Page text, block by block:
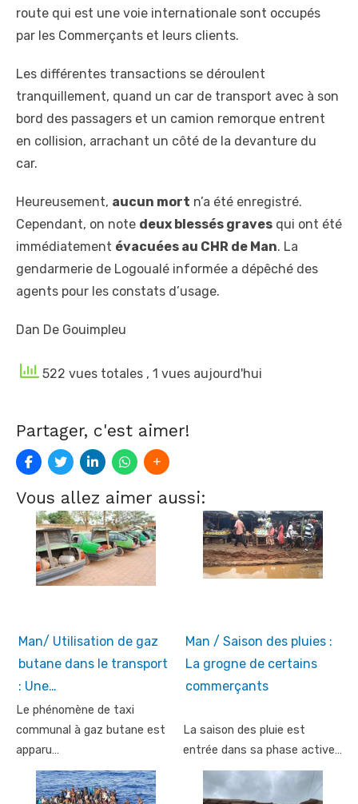
route qui est une voie internationale sont occupés
par les Commerçants et leurs clients.
Les différentes transactions se déroulent
tranquillement, quand un car de transport avec à son
bord des passagers et un camion remorque entrent
en collision, arrachant un côté de la devanture du
car.
Heureusement, aucun mort n’a été enregistré.
Cependant, on note deux blessés graves qui ont été
immédiatement évacuées au CHR de Man. La
gendarmerie de Logoualé informée a dépêché des
agents pour les constats d’usage.
Dan De Gouimpleu
522 vues totales , 1 vues aujourd'hui
Partager, c'est aimer!
Vous allez aimer aussi:
Man/ Utilisation de gaz
butane dans le transport
: Une…
Le phénomène de taxi
communal à gaz butane est
apparu…
Man / Saison des pluies :
La grogne de certains
commerçants
La saison des pluie est
entrée dans sa phase active…